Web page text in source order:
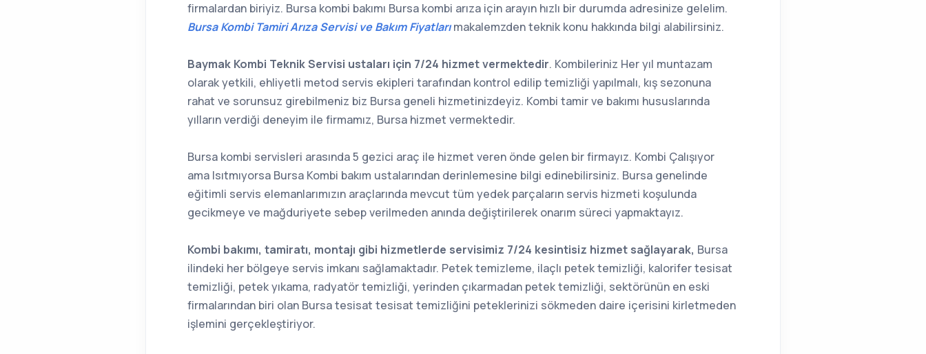
firmalardan biriyiz. Bursa kombi bakımı Bursa kombi arıza için arayın hızlı bir durumda adresinize gelelim.
Bursa Kombi Tamiri Arıza Servisi ve Bakım Fiyatlarımakalemzden teknik konu hakkında bilgi alabilirsiniz.
Baymak Kombi Teknik Servisi ustaları için 7/24 hizmet vermektedir. Kombileriniz Her yıl muntazam
olarak yetkili, ehliyetli metod servis ekipleri tarafından kontrol edilip temizliği yapılmalı, kış sezonuna
rahat ve sorunsuz girebilmeniz biz Bursa geneli hizmetinizdeyiz. Kombi tamir ve bakımı hususlarında
yılların verdiği deneyim ile firmamız, Bursa hizmet vermektedir.
Bursa kombi servisleri arasında 5 gezici araç ile hizmet veren önde gelen bir firmayız. Kombi Çalışıyor
ama Isıtmıyorsa Bursa Kombi bakım ustalarından derinlemesine bilgi edinebilirsiniz. Bursa genelinde
eğitimli servis elemanlarımızın araçlarında mevcut tüm yedek parçaların servis hizmeti koşulunda
gecikmeye ve mağduriyete sebep verilmeden anında değiştirilerek onarım süreci yapmaktayız.
Kombi bakımı, tamiratı, montajı gibi hizmetlerde servisimiz 7/24 kesintisiz hizmet sağlayarak, Bursa
ilindeki her bölgeye servis imkanı sağlamaktadır. Petek temizleme, ilaçlı petek temizliği, kalorifer tesisat
temizliği, petek yıkama, radyatör temizliği, yerinden çıkarmadan petek temizliği, sektörünün en eski
firmalarından biri olan Bursa tesisat tesisat temizliğini peteklerinizi sökmeden daire içerisini kirletmeden
işlemini gerçekleştiriyor.